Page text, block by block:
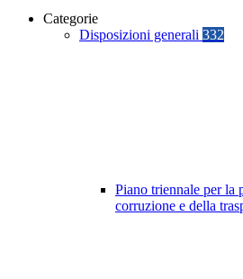
Categorie
Disposizioni generali 332
Piano triennale per la
corruzione e della